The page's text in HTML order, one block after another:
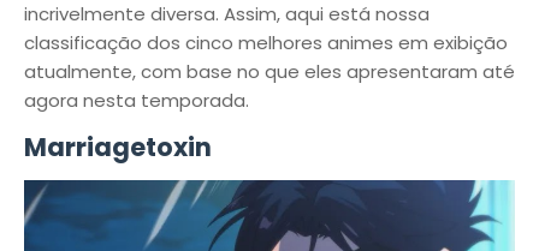
incrivelmente diversa. Assim, aqui está nossa
classificação dos cinco melhores animes em exibição
atualmente, com base no que eles apresentaram até
agora nesta temporada.
Marriagetoxin